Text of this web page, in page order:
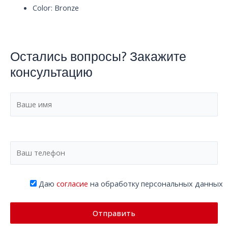
Color: Bronze
Остались вопросы? Закажите
консультацию
Даю согласие на обработку персональных данных